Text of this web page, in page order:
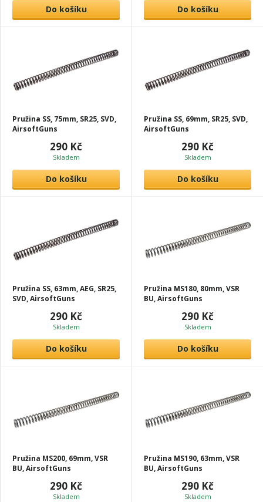
Do košíku Do košíku
Pružina SS, 75mm, SR25, SVD,
AirsoftGuns
290 Kč
Skladem
Do košíku
Pružina SS, 69mm, SR25, SVD,
AirsoftGuns
290 Kč
Skladem
Do košíku
Pružina SS, 63mm, AEG, SR25,
SVD, AirsoftGuns
290 Kč
Skladem
Do košíku
Pružina MS180, 80mm, VSR
BU, AirsoftGuns
290 Kč
Skladem
Do košíku
Pružina MS200, 69mm, VSR
BU, AirsoftGuns
290 Kč
Skladem
Pružina MS190, 63mm, VSR
BU, AirsoftGuns
290 Kč
Skladem